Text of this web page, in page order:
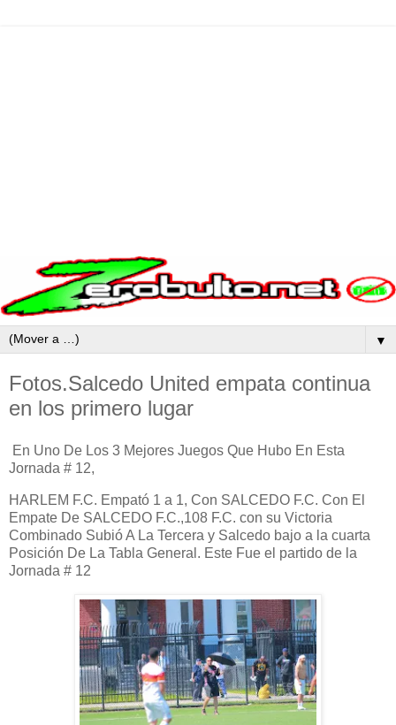
▼
Fotos.Salcedo United empata continua
en los primero lugar
En Uno De Los 3 Mejores Juegos Que Hubo En Esta
Jornada # 12,
HARLEM F.C. Empató 1 a 1, Con SALCEDO F.C. Con El
Empate De SALCEDO F.C.,108 F.C. con su Victoria
Combinado Subió A La Tercera y Salcedo bajo a la cuarta
Posición De La Tabla General. Este Fue el partido de la
Jornada # 12